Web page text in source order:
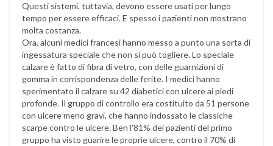
Questi sistemi, tuttavia, devono essere usati per lungo
tempo per essere efficaci. E spesso i pazienti non mostrano
molta costanza.
Ora, alcuni medici francesi hanno messo a punto una sorta di
ingessatura speciale che non si può togliere. Lo speciale
calzare è fatto di fibra di vetro, con delle guarnizioni di
gomma in corrispondenza delle ferite. I medici hanno
sperimentato il calzare su 42 diabetici con ulcere ai piedi
profonde. Il gruppo di controllo era costituito da 51 persone
con ulcere meno gravi, che hanno indossato le classiche
scarpe contro le ulcere. Ben l'81% dei pazienti del primo
gruppo ha visto guarire le proprie ulcere, contro il 70% di